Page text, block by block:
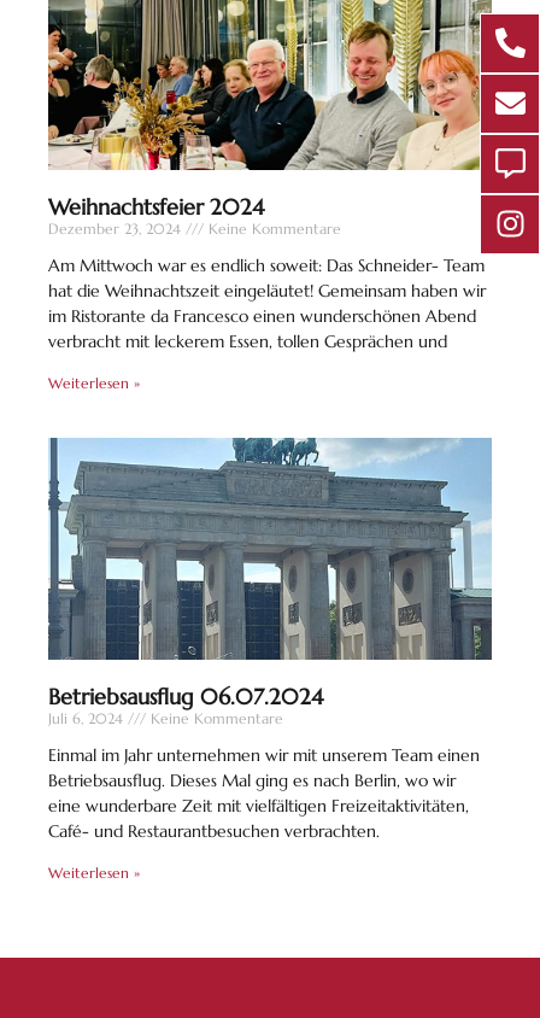
Weihnachtsfeier 2024
Dezember 23, 2024 Keine Kommentare
Am Mittwoch war es endlich soweit: Das Schneider- Team
hat die Weihnachtszeit eingeläutet! Gemeinsam haben wir
im Ristorante da Francesco einen wunderschönen Abend
verbracht mit leckerem Essen, tollen Gesprächen und
Weiterlesen »
Betriebsausflug 06.07.2024
Juli 6, 2024 Keine Kommentare
Einmal im Jahr unternehmen wir mit unserem Team einen
Betriebsausflug. Dieses Mal ging es nach Berlin, wo wir
eine wunderbare Zeit mit vielfältigen Freizeitaktivitäten,
Café- und Restaurantbesuchen verbrachten.
Weiterlesen »